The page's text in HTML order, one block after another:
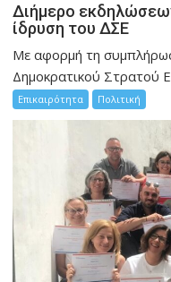
Διήμερο
ίδρυση του ΔΣΕ
Με αφορμή τη
Δημοκρατικού Στρατού
Επικαιρότητα Πολιτική